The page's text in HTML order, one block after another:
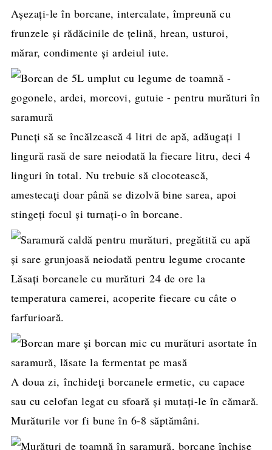
Așezați-le în borcane, intercalate, împreună cu
frunzele și rădăcinile de țelină, hrean, usturoi,
mărar, condimente și ardeiul iute.
Puneți să se încălzească 4 litri de apă, adăugați 1
lingură rasă de sare neiodată la fiecare litru, deci 4
linguri în total. Nu trebuie să clocotească,
amestecați doar până se dizolvă bine sarea, apoi
stingeți focul și turnați-o în borcane.
Lăsați borcanele cu murături 24 de ore la
temperatura camerei, acoperite fiecare cu câte o
farfurioară.
A doua zi, închideți borcanele ermetic, cu capace
sau cu celofan legat cu sfoară și mutați-le în cămară.
Murăturile vor fi bune în 6-8 săptămâni.